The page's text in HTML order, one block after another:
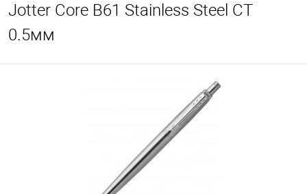
Jotter Core B61 Stainless Steel CT
0.5мм